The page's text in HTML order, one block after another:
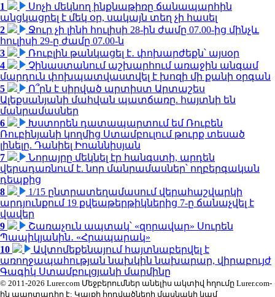
1
Սոչի մեկնող ինքնաթիռը ճանապարհին
անցկացրել է մեկ օր, սակայն տեղ չի հասել
2
Ջուր չի լինի հուլիսի 28-ին ժամը 07.00-ից մինչև
հուլիսի 29-ը ժամը 07.00-ն
3
Ռուբլին թանկացել է․ փոխարժեքն՝ այսօր
4
Չինաստանում աշխարհում առաջին անգամ
մարդուն փոխպատվաստվել է խոզի մի քանի օրգան
5
Ո՞րն է սիրված արտիստ Արտաշես
Ալեքսանյանի մահվան պատճառը. հայտնի են
մանրամասներ
6
Խստորեն դատապարտում եմ Ռուբեն
Ռուբինյանի կողմից Ստամբուլում թուրք տեսած
լինելը. Դանիել Իոաննիսյան
7
Նորայրը մեկնել էր հանգստի, արդեն
վերադառնում է. նոր մանրամասներ՝ ողբերգական
դեպքից
8
1/15 ընտրատեղամասում վերահաշվարկի
արդյունքում 19 քվեաթերթիկներից 7-ը ճանաչվել է
վավեր
9
Շառաչուն ապտակ՝ «զորավար» Սուրեն
Պապիկյանին․ «Հրապարակ»
10
Ավտոմեքենայում հայտնաբերվել է
առողջապահության նախկին նախարար, վիրաբույժ
Գագիկ Ստամբուլցյանի մարմինը
© 2011-2026 Lurer.com Մեջբերումներ անելիս ակտիվ հղումը Lurer.com-
ին պարտադիր է: Կայքի հոդվածների մասնակի կամ